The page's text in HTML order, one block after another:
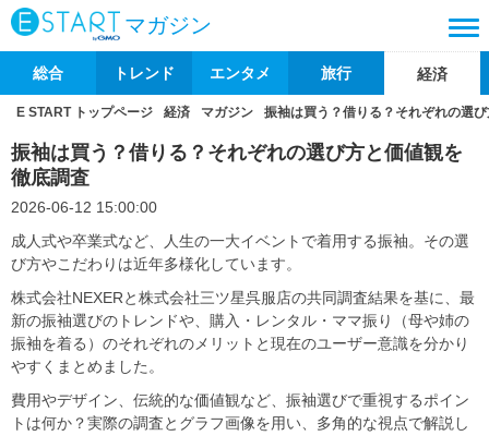
マガジン
総合 トレンド エンタメ 旅行 経済
E START トップページ 経済 マガジン 振袖は買う？借りる？それぞれの選
振袖は買う？借りる？それぞれの選び方と価値観を
徹底調査
2026-06-12 15:00:00
成人式や卒業式など、人生の一大イベントで着用する振袖。その選
び方やこだわりは近年多様化しています。
株式会社NEXERと株式会社三ツ星呉服店の共同調査結果を基に、最
新の振袖選びのトレンドや、購入・レンタル・ママ振り（母や姉の
振袖を着る）のそれぞれのメリットと現在のユーザー意識を分かり
やすくまとめました。
費用やデザイン、伝統的な価値観など、振袖選びで重視するポイン
トは何か？実際の調査とグラフ画像を用い、多角的な視点で解説し